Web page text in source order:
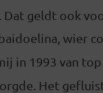
Dat geldt ook
wier
in 1993 van
Het